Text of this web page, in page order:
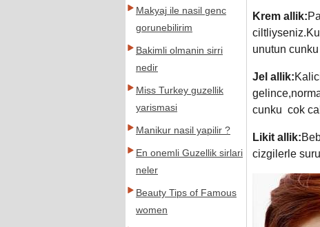
Krem allik:
unutun
Jel allik:
cunku cok
Likit allik:
cizgilerle
Makyaj ile nasil genc
gorunebilirim
Bakimli olmanin sirri
nedir
Miss Turkey guzellik
yarismasi
Manikur nasil yapilir ?
En onemli Guzellik sirlari
neler
Beauty Tips of Famous
women